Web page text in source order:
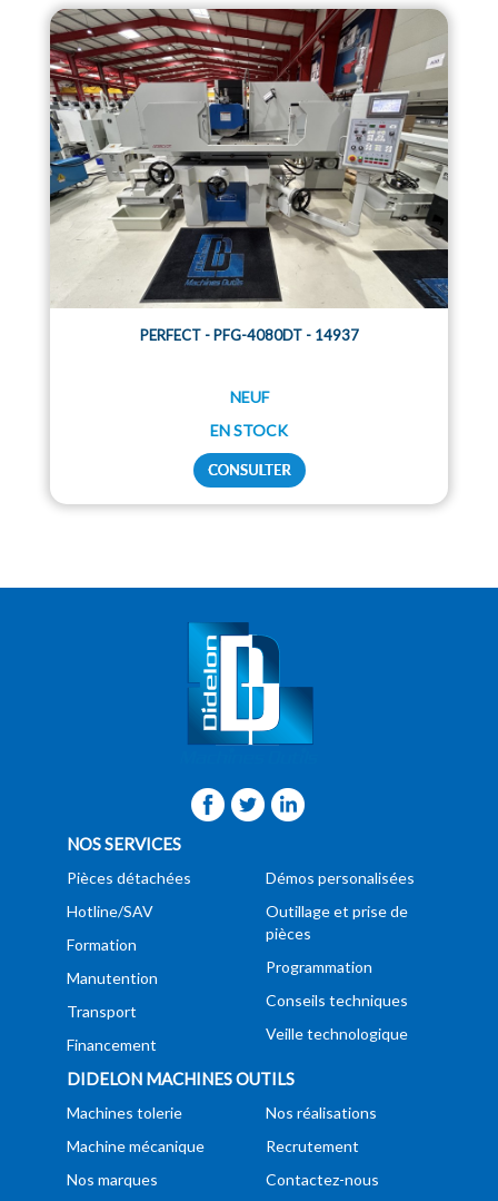
PERFECT - PFG-4080DT - 14937
NEUF
EN STOCK
NOS SERVICES
Pièces détachées
Hotline/SAV
Formation
Manutention
Transport
Financement
Démos personalisées
Outillage et prise de
pièces
Programmation
Conseils techniques
Veille technologique
DIDELON MACHINES OUTILS
Machines tolerie
Machine mécanique
Nos marques
Nos réalisations
Recrutement
Contactez-nous